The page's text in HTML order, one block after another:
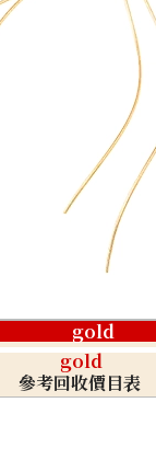
gold
gold
參考回收價目表